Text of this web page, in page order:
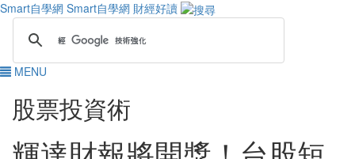
Smart自學網 Smart自學網 財經好讀
MENU
股票投資術